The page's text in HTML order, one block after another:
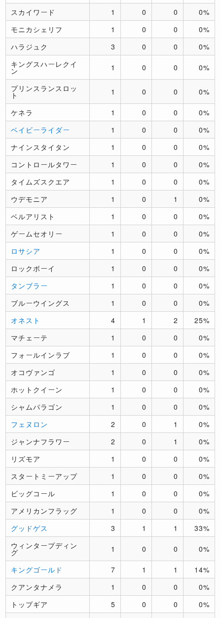
スカイワード
1 0 0
0%
モニカシェリフ
1 0 0
0%
ハラジュク
3 0 0
0%
キングスハーレクイ
ン 1 0 0 0%
プリンスランスロッ
ト 1 0 0 0%
ケネラ 1 0 0
0%
ベイビーライダー
1 0 0
0%
ナインスタイタン
1 0 0
0%
コントロールタワー
1 0 0
0%
タイムズスクエア
1 0 0
0%
ウデモニア
1 0 1
0%
ベルアリスト
1 0 0
0%
ゲームセオリー
1 0 0
0%
ロサシア
1 0 0
0%
ロックボーイ
1 0 0
0%
タンブラー
1 0 0
0%
ブルーウイングス
1 0 0
0%
オネスト
4 1 2
25%
マチェーテ
1 0 0
0%
フォールインラブ
1 0 0
0%
オコヴァンゴ
1 0 0
0%
ホットクイーン
1 0 0
0%
シャムパラゴン
1 0 0
0%
フェヌロン
2 0 1
0%
ジャンナフラワー
2 0 1
0%
リズモア
1 0 0
0%
スタートミーアップ
1 0 0
0%
ビッグコール
1 0 0
0%
アメリカンフラッグ
1 0 0
0%
グッドゲス
3 1 1
33%
ウィンタープディン
グ 1 0 0 0%
キングゴールド 7 1 1
14%
クアンタナメラ
1 0 0
0%
トップギア
5 0 0
0%